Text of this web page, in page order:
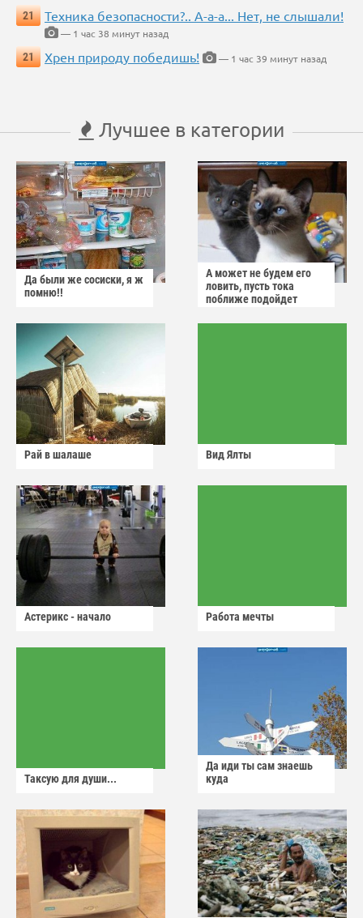
21
Техника безопасности?.. А-а-а... Нет, не слышали!
— 1 час 38 минут назад
21
Хрен природу победишь! — 1 час 39 минут назад
Лучшее в категории
Да были же сосиски, я ж
помню!!
А может не будем его
ловить, пусть тока
поближе подойдет
Рай в шалаше Вид Ялты
Астерикс - начало Работа мечты
Таксую для души...
Да иди ты сам знаешь
куда